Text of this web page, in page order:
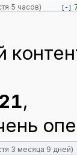
5 часов) [-]
,
3 месяца 9 дней)